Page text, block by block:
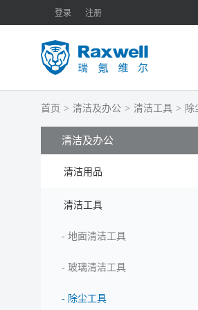
登录 注册
首页 > 清洁及办公 > 清洁工具 > 除
清洁及办公
清洁用品
清洁工具
- 地面清洁工具
- 玻璃清洁工具
- 除尘工具